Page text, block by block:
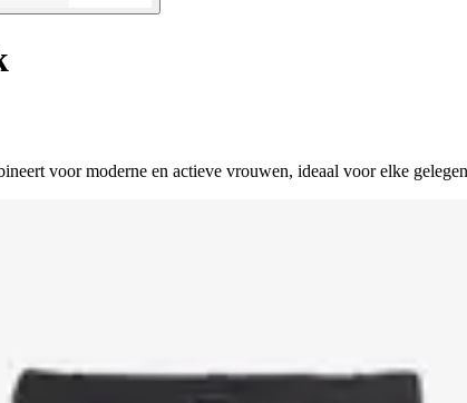
voor moderne en actieve vrouwen, ideaal voor elke